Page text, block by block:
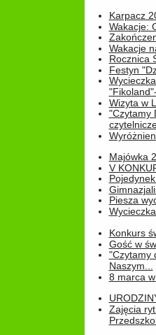
Karpacz
Wakacje:
Wakacje
Rocznica
Festyn
Wizyta w
"Czytamy
Majówka
V
Piesza
Konkurs
Gość w
"Czytamy
Naszym...
8 marca
Zajęcia